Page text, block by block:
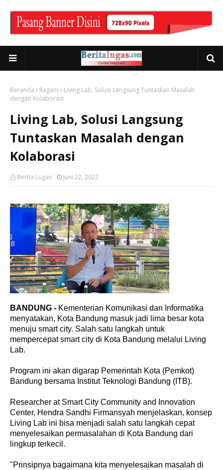
Beranda Ragam
Living Lab, Solusi Langsung Tuntaskan Masalah
dengan Kolaborasi
Living Lab, Solusi Langsung
Tuntaskan Masalah dengan
Kolaborasi
Berita Lugas Juni 22, 2022
BANDUNG - Kementerian Komunikasi dan Informatika
menyatakan, Kota Bandung masuk jadi lima besar kota
menuju smart city. Salah satu langkah untuk
mempercepat smart city di Kota Bandung melalui Living
Lab.
Program ini akan digarap Pemerintah Kota (Pemkot)
Bandung bersama Institut Teknologi Bandung (ITB).
Researcher at Smart City Community and Innovation
Center, Hendra Sandhi Firmansyah menjelaskan, konsep
Living Lab ini bisa menjadi salah satu langkah cepat
menyelesaikan permasalahan di Kota Bandung dari
lingkup terkecil.
"Prinsipnya bagaimana kita menyelesaikan masalah di